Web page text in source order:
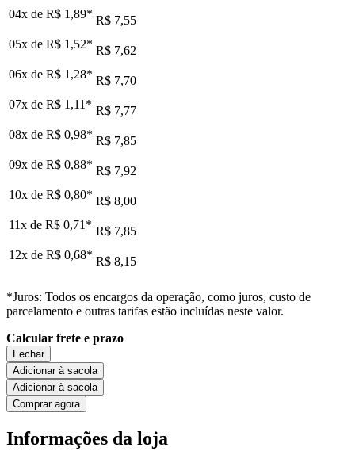
04x de R$ 1,89* R$ 7,55
05x de R$ 1,52* R$ 7,62
06x de R$ 1,28* R$ 7,70
07x de R$ 1,11* R$ 7,77
08x de R$ 0,98* R$ 7,85
09x de R$ 0,88* R$ 7,92
10x de R$ 0,80* R$ 8,00
11x de R$ 0,71* R$ 7,85
12x de R$ 0,68* R$ 8,15
*Juros: Todos os encargos da operação, como juros, custo de
parcelamento e outras tarifas estão incluídas neste valor.
Calcular frete e prazo
Fechar
Adicionar à sacola
Adicionar à sacola
Comprar agora
Informações da loja